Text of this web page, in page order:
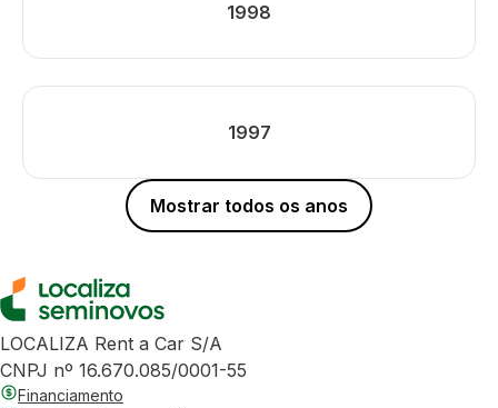
1998
1997
Mostrar todos os anos
LOCALIZA Rent a Car S/A
CNPJ nº 16.670.085/0001-55
Financiamento